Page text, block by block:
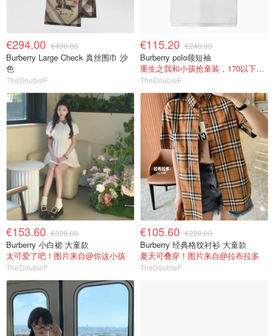
€294.00 €490.00
Burberry Large Check 真丝围巾 沙
色
TheDoubleF
€115.20 €240.00
Burberry polo领短袖
重生之我和小孩抢童装，170以下都能穿
TheDoubleF
€153.60 €320.00
Burberry 小白裙 大童款
太可爱了吧！图片来自@你这小孩
TheDoubleF
€105.60 €220.00
Burberry 经典格纹衬衫 大童款
夏天可叠穿！图片来自@拉布拉多
TheDoubleF